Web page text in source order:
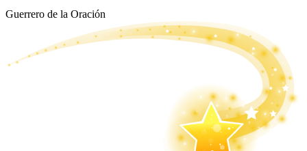
Guerrero de la Oración